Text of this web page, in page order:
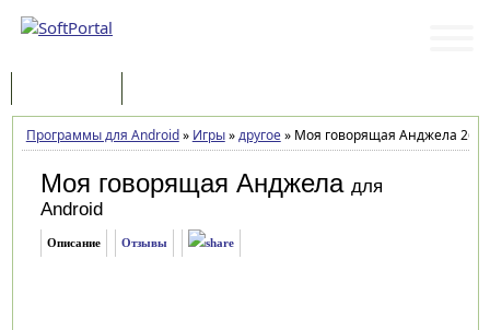
Программы для Android» Игры»другое»Моя говорящая Анджела
Моя говорящая Анджела для
Android
Описание Отзывы